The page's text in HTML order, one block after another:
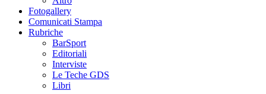
Fotogallery
Comunicati Stampa
Rubriche
BarSport
Editoriali
Interviste
Le Teche GDS
Libri